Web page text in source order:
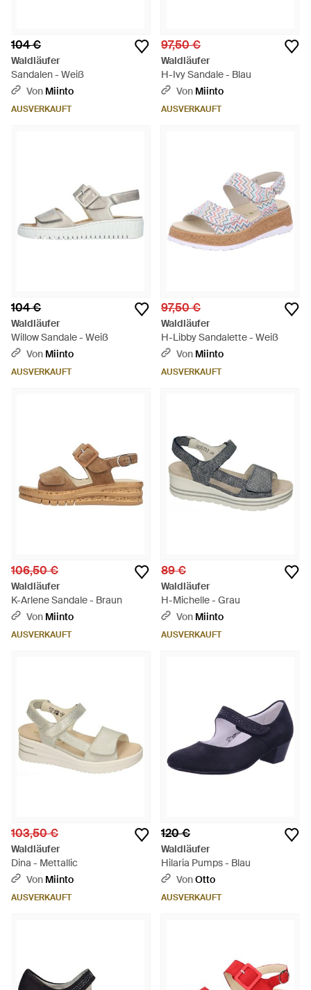
104 €
Waldläufer
Sandalen - Weiß
Von Miinto
AUSVERKAUFT
97,50 €
Waldläufer
H-Ivy Sandale - Blau
Von Miinto
AUSVERKAUFT
104 €
Waldläufer
Willow Sandale - Weiß
Von Miinto
AUSVERKAUFT
97,50 €
Waldläufer
H-Libby Sandalette - Weiß
Von Miinto
AUSVERKAUFT
106,50 €
Waldläufer
K-Arlene Sandale - Braun
Von Miinto
AUSVERKAUFT
89 €
Waldläufer
H-Michelle - Grau
Von Miinto
AUSVERKAUFT
103,50 €
Waldläufer
Dina - Mettallic
Von Miinto
AUSVERKAUFT
120 €
Waldläufer
Hilaria Pumps - Blau
VonOtto
AUSVERKAUFT